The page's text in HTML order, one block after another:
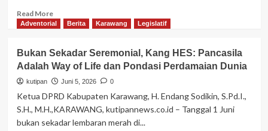
Harus
Wujud
Kesejahteraan
Nyata!
Read MoreRead
more
Karawang
Tetapkan
Raperda
Strategis
Sahkan
Laporan
Adventorial Berita Karawang Legislatif
Bukan Sekadar Seremonial, Kang HES: Pancasila
Adalah Way of Life dan Pondasi Perdamaian Dunia
kutipan Juni 5, 2026 0
Ketua DPRD Kabupaten Karawang, H. Endang Sodikin, S.Pd.I.,
S.H., M.H.,KARAWANG, kutipannews.co.id – Tanggal 1 Juni
bukan sekadar lembaran merah di...